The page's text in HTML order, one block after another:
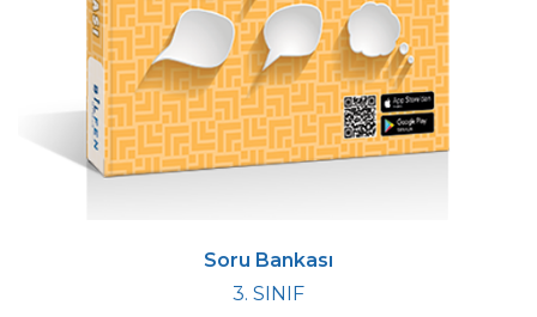
Soru Bankası
3. SINIF